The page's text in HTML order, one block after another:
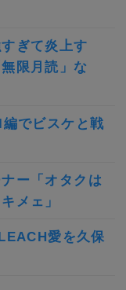
ぎて炎上す
限月読」な
編でビスケと戦
ー「オタクは
メェ」
愛を久保